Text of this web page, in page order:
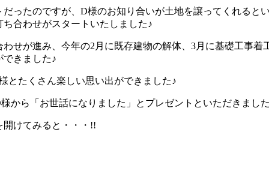
ったのですが、D様のお知り合いが土地を譲ってくれると
合わせがスタートいたしました♪
せが進み、今年の2月に既存建物の解体、3月に基礎工事着
できました♪
とたくさん楽しい思い出ができました♪
から「お世話になりました」とプレゼントといただきまし
けてみると・・・!!